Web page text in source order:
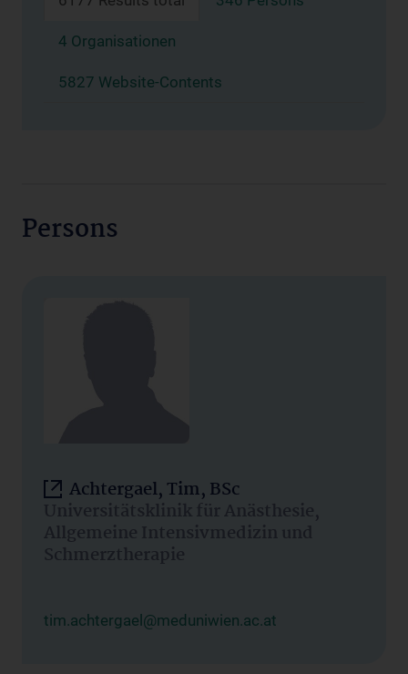
4 Organisationen
5827 Website-Contents
Persons
Achtergael, Tim, BSc
Universitätsklinik für Anästhesie,
Allgemeine Intensivmedizin und
Schmerztherapie
tim.achtergael@meduniwien.ac.at